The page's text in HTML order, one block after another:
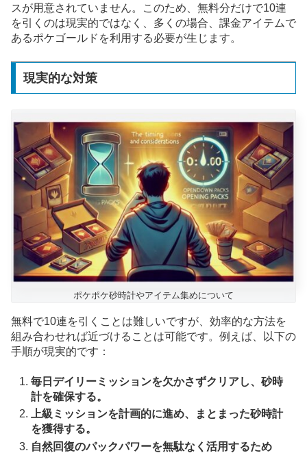
スが用意されていません。このため、無料分だけで10連
を引くのは現実的ではなく、多くの場合、課金アイテムで
あるポケゴールドを利用する必要が生じます。
現実的な対策
ポケポケ砂時計やアイテム集めについて
無料で10連を引くことは難しいですが、効率的な方法を
組み合わせれば近づけることは可能です。例えば、以下の
手順が現実的です：
毎日デイリーミッションを欠かさずクリアし、砂時
計を確保する。
上級ミッションを計画的に進め、まとまった砂時計
を獲得する。
自然回復のパックパワーを無駄なく活用するため